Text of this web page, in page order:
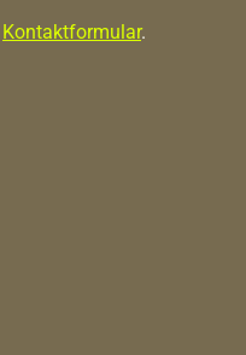
Kontaktformular.